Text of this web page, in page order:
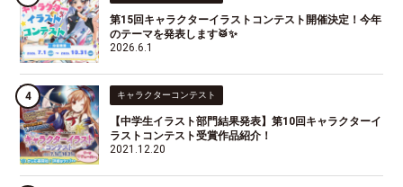
第15回キャラクターイラストコンテスト開催決定！今年
のテーマを発表します🥁✨
2026.6.1
キャラクターコンテスト
【中学生イラスト部門結果発表】第10回キャラクターイ
ラストコンテスト受賞作品紹介！
2021.12.20